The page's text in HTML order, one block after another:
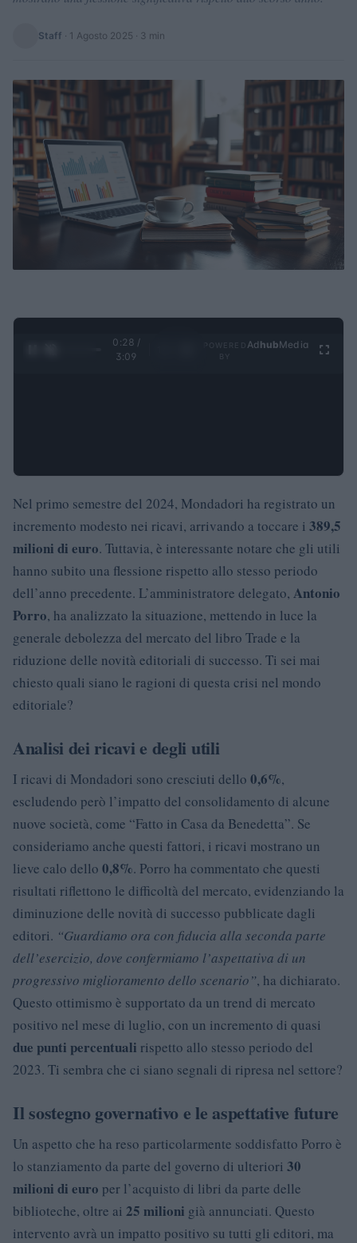
Staff · 1 Agosto 2025 · 3 min
0:28 /
3:09
Ad hubMedia
Nel primo semestre del 2024, Mondadori ha registrato un
incremento modesto nei ricavi, arrivando a toccare i 389,5
milioni di euro. Tuttavia, è interessante notare che gli utili
hanno subito una flessione rispetto allo stesso periodo
dell’anno precedente. L’amministratore delegato, Antonio
Porro, ha analizzato la situazione, mettendo in luce la
generale debolezza del mercato del libro Trade e la
riduzione delle novità editoriali di successo. Ti sei mai
chiesto quali siano le ragioni di questa crisi nel mondo
editoriale?
Analisi dei ricavi e degli utili
I ricavi di Mondadori sono cresciuti dello 0,6%,
escludendo però l’impatto del consolidamento di alcune
nuove società, come “Fatto in Casa da Benedetta”. Se
consideriamo anche questi fattori, i ricavi mostrano un
lieve calo dello 0,8%. Porro ha commentato che questi
risultati riflettono le difficoltà del mercato, evidenziando la
diminuzione delle novità di successo pubblicate dagli
editori. “Guardiamo ora con fiducia alla seconda parte
dell’esercizio, dove confermiamo l’aspettativa di un
progressivo miglioramento dello scenario”, ha dichiarato.
Questo ottimismo è supportato da un trend di mercato
positivo nel mese di luglio, con un incremento di quasi
due punti percentuali rispetto allo stesso periodo del
2023. Ti sembra che ci siano segnali di ripresa nel settore?
Il sostegno governativo e le aspettative future
Un aspetto che ha reso particolarmente soddisfatto Porro è
lo stanziamento da parte del governo di ulteriori 30
milioni di euro per l’acquisto di libri da parte delle
biblioteche, oltre ai 25 milioni già annunciati. Questo
intervento avrà un impatto positivo su tutti gli editori, ma